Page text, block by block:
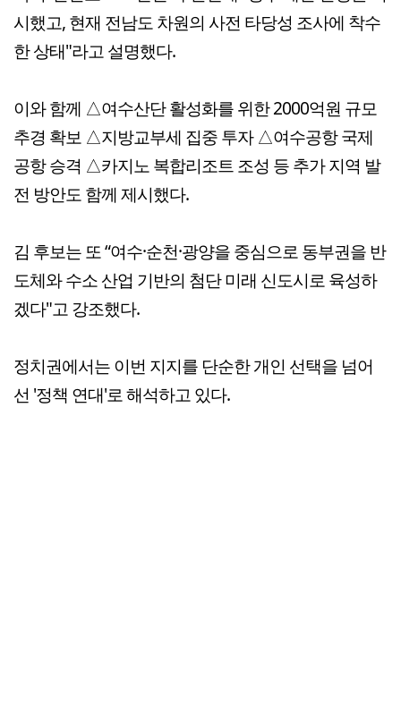
시했고, 현재 전남도 차원의 사전 타당성 조사에 착수
한 상태"라고 설명했다.
이와 함께 △여수산단 활성화를 위한 2000억원 규모
추경 확보 △지방교부세 집중 투자 △여수공항 국제
공항 승격 △카지노 복합리조트 조성 등 추가 지역 발
전 방안도 함께 제시했다.
김 후보는 또 “여수·순천·광양을 중심으로 동부권을 반
도체와 수소 산업 기반의 첨단 미래 신도시로 육성하
겠다"고 강조했다.
정치권에서는 이번 지지를 단순한 개인 선택을 넘어
선 '정책 연대'로 해석하고 있다.